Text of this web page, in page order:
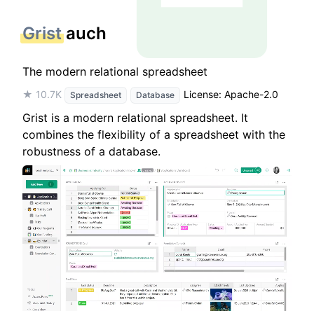
Gristauch
The modern relational spreadsheet
★ 10.7K Spreadsheet Database License: Apache-2.0
Grist is a modern relational spreadsheet. It
combines the flexibility of a spreadsheet with the
robustness of a database.